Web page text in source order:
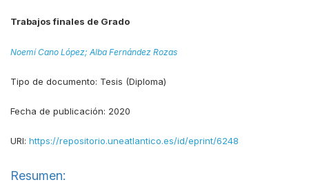
Trabajos finales de Grado
Noemí Cano López; Alba Fernández Rozas
Tipo de documento: Tesis (Diploma)
Fecha de publicación: 2020
URI: https://repositorio.uneatlantico.es/id/eprint/6248
Resumen: